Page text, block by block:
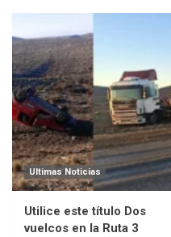
Ultimas Noticias
Utilice este título Dos
vuelcos en la Ruta 3